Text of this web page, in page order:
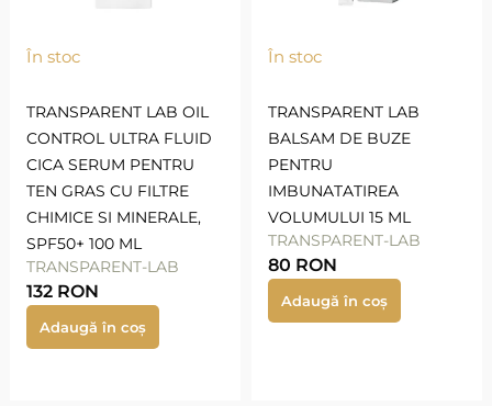
În stoc
TRANSPARENT LAB OIL
CONTROL ULTRA FLUID
CICA SERUM PENTRU
TEN GRAS CU FILTRE
CHIMICE SI MINERALE,
SPF50+ 100 ML
TRANSPARENT-LAB
132 RON
Adaugă în coș
În stoc
TRANSPARENT LAB
BALSAM DE BUZE
PENTRU
IMBUNATATIREA
VOLUMULUI 15 ML
TRANSPARENT-LAB
80 RON
Adaugă în coș